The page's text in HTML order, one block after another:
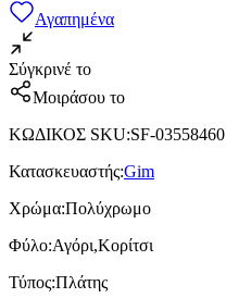
Αγαπημένα
Σύγκρινέ το
Μοιράσου το
ΚΩΔΙΚΟΣ SKU:SF-03558460
Κατασκευαστής:Gim
Χρώμα:Πολύχρωμο
Φύλο:Αγόρι,Κορίτσι
Τύπος:Πλάτης